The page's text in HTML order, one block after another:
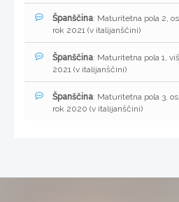
Španščina: Maturitetna pola 2,
rok 2021 (v italijanščini)
Španščina: Maturitetna pola 1,
2021 (v italijanščini)
Španščina: Maturitetna pola 3,
rok 2020 (v italijanščini)